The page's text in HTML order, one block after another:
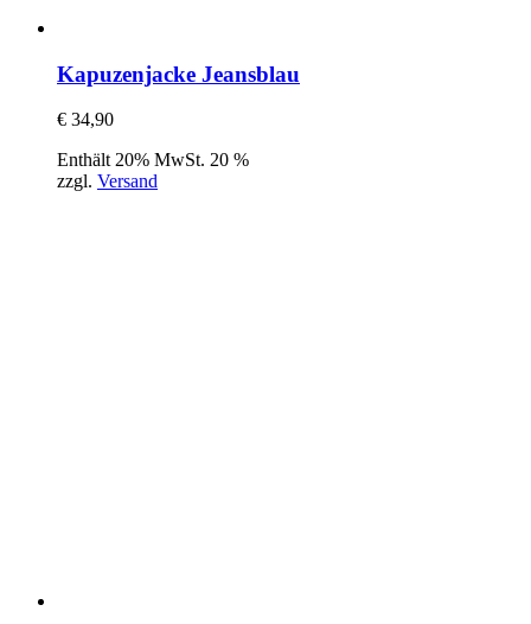
Kapuzenjacke Jeansblau
€ 34,90
Enthält 20% MwSt. 20 %
zzgl. Versand